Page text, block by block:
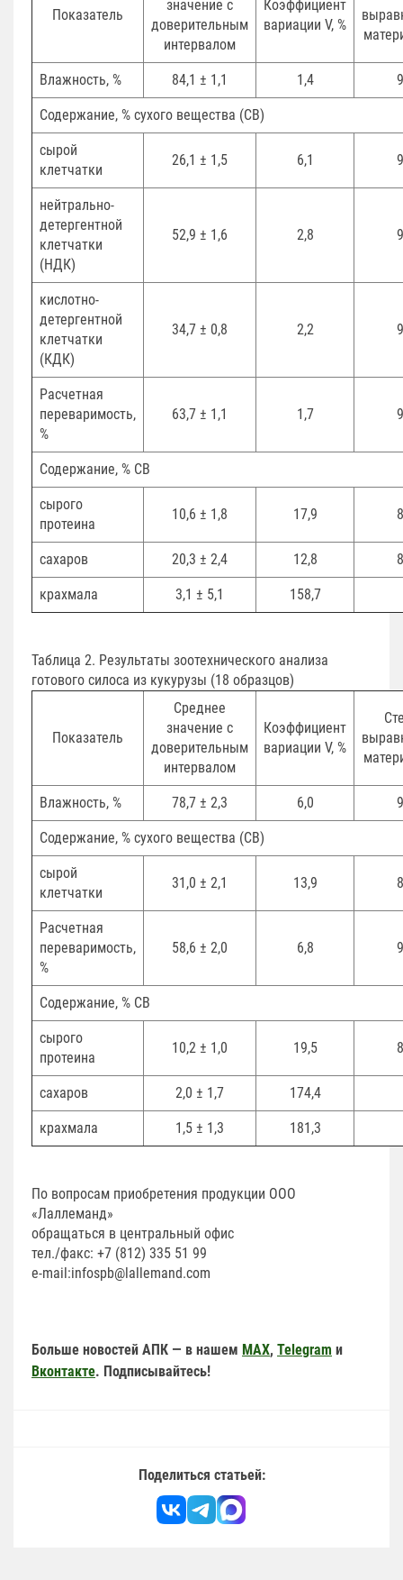
Показатель
значение с
доверительным
интервалом
Коэффициент
вариации V, %
Влажность, % 84,1 ± 1,1 1,4
Содержание, % сухого вещества (СВ)
сырой
клетчатки
26,1 ± 1,5 6,1
нейтрально-
детергентной
клетчатки
(НДК)
52,9 ± 1,6 2,8
кислотно-
детергентной
клетчатки
(КДК)
34,7 ± 0,8 2,2
Расчетная
переваримость,
%
63,7 ± 1,1 1,7
Содержание, % СВ
сырого
протеина
10,6 ± 1,8 17,9
сахаров 20,3 ± 2,4 12,8
крахмала 3,1 ± 5,1 158,7
Таблица 2. Результаты зоотехнического анализа
готового силоса из кукурузы (18 образцов)
Показатель
Среднее
значение с
доверительным
интервалом
Коэффициент
вариации V, %
Влажность, % 78,7 ± 2,3 6,0
Содержание, % сухого вещества (СВ)
сырой
клетчатки
31,0 ± 2,1 13,9
Расчетная
переваримость,
%
58,6 ± 2,0 6,8
Содержание, % СВ
сырого
протеина
10,2 ± 1,0 19,5
сахаров 2,0 ± 1,7 174,4
крахмала 1,5 ± 1,3 181,3
По вопросам приобретения продукции ООО
«Лаллеманд»
обращаться в центральный офис
тел./факс: +7 (812) 335 51 99
e-mail:infospb@lallemand.com
Больше новостей АПК — в нашем MAX, Telegram и
Вконтакте. Подписывайтесь!
Поделиться статьей: